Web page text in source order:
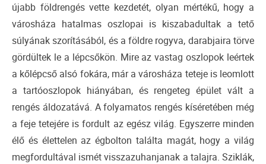
újabb földrengés vette kezdetét, olyan mértékű, hogy a
városháza hatalmas oszlopai is kiszabadultak a tető
súlyának szorításából, és a földre rogyva, darabjaira törve
gördültek le a lépcsőkön. Mire az vastag oszlopok leértek
a kőlépcső alsó fokára, már a városháza teteje is leomlott
a tartóoszlopok hiányában, és rengeteg épület vált a
rengés áldozatává. A folyamatos rengés kíséretében még
a feje tetejére is fordult az egész világ. Egyszerre minden
élő és élettelen az égbolton találta magát, hogy a világ
megfordultával ismét visszazuhanjanak a talajra. Sziklák,